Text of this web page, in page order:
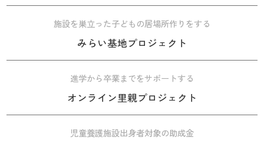
施設を巣立った子どもの居場所作りをする
みらい基地プロジェクト
進学から卒業までをサポートする
オンライン里親プロジェクト
児童養護施設出身者対象の助成金